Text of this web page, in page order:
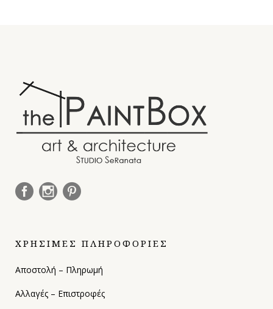
ΧΡΗΣΙΜΕΣ ΠΛΗΡΟΦΟΡΙΕΣ
Αποστολή – Πληρωμή
Αλλαγές – Επιστροφές